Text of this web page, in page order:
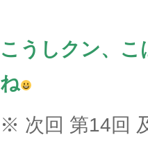
こうしクン、
ね
※ 次回 第14回